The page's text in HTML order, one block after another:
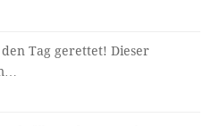
Tag gerettet! Dieser